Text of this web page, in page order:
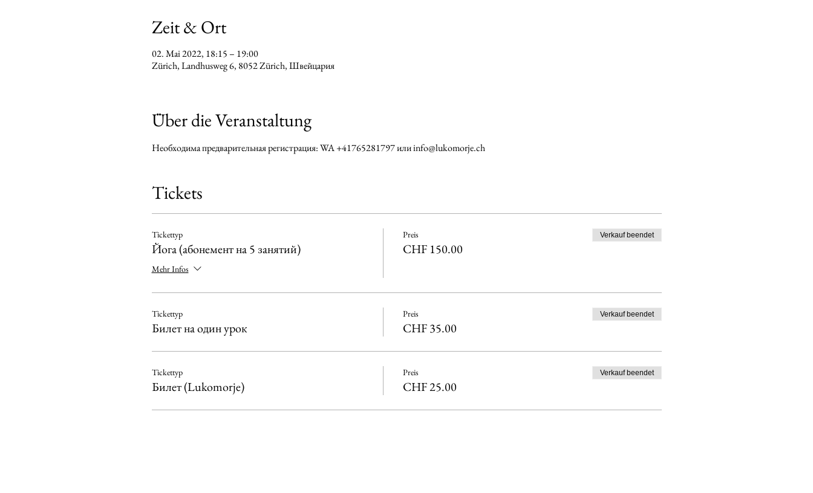
Zeit & Ort
02. Mai 2022, 18:15 – 19:00
Zürich, Landhusweg 6, 8052 Zürich, Швейцария
Über die Veranstaltung
Необходима предварительная регистрация: WA +41765281797 или info@lukomorje.ch
Tickets
Tickettyp
Йога (абонемент на 5 занятий)
Mehr Infos
Preis
CHF 150.00
Verkauf beendet
Tickettyp
Билет на один урок
Preis
CHF 35.00
Verkauf beendet
Tickettyp
Билет (Lukomorje)
Preis
CHF 25.00
Verkauf beendet